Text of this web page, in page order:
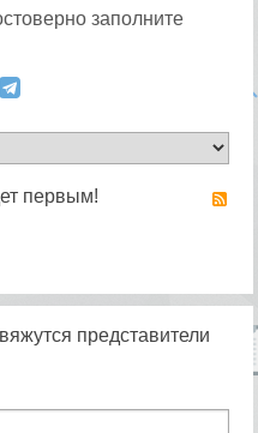
заполните
первым!
представители